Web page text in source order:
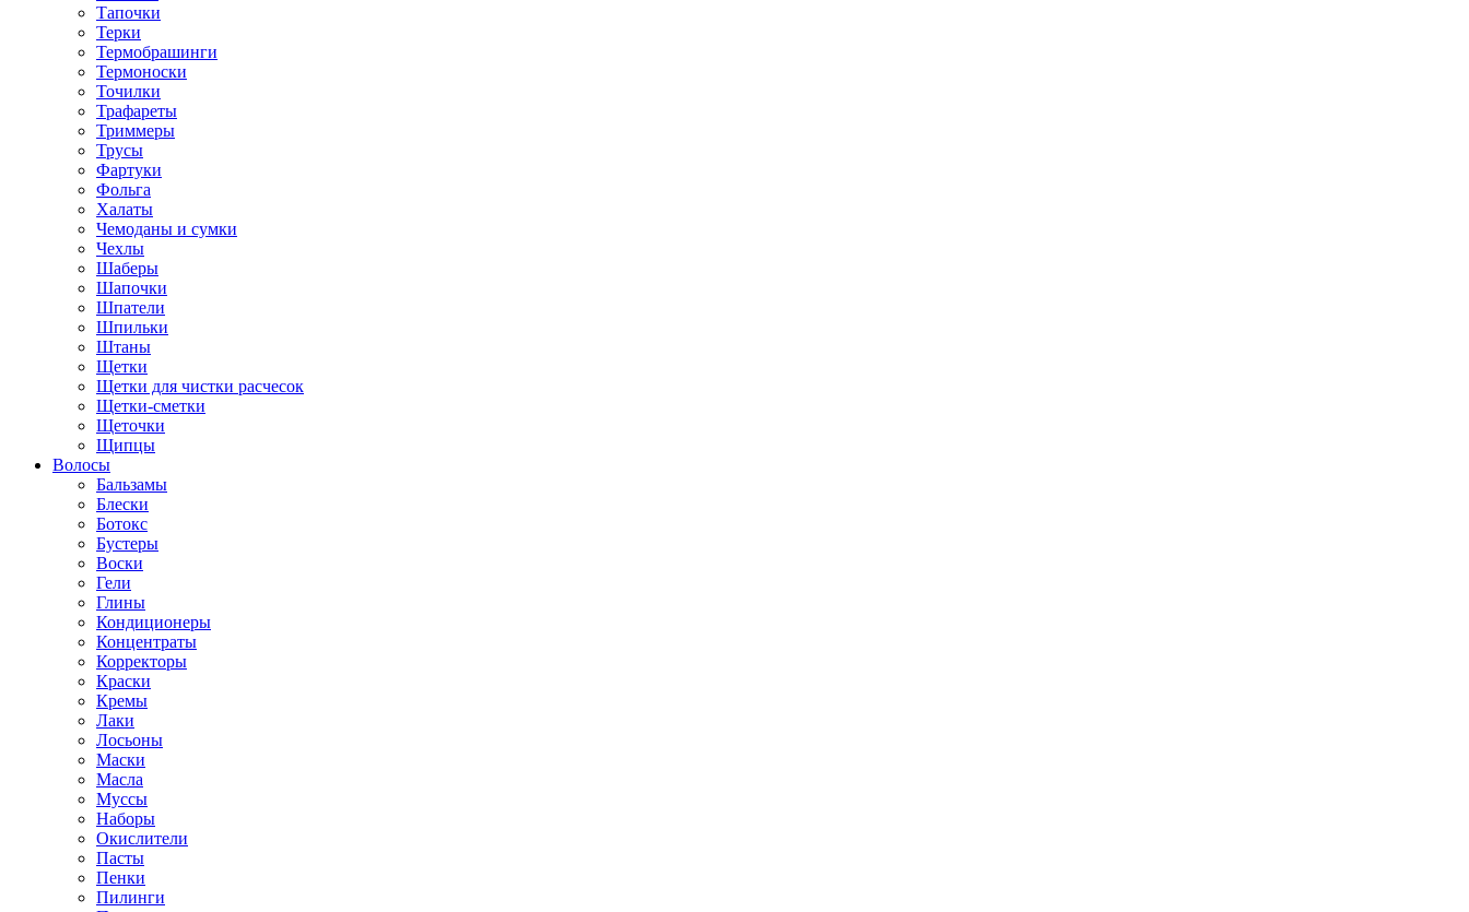
Тапочки
Терки
Термобрашинги
Термоноски
Точилки
Трафареты
Триммеры
Трусы
Фартуки
Фольга
Халаты
Чемоданы и сумки
Чехлы
Шаберы
Шапочки
Шпатели
Шпильки
Штаны
Щетки
Щетки для чистки расчесок
Щетки-сметки
Щеточки
Щипцы
Волосы
Бальзамы
Блески
Ботокс
Бустеры
Воски
Гели
Глины
Кондиционеры
Концентраты
Корректоры
Краски
Кремы
Лаки
Лосьоны
Маски
Масла
Муссы
Наборы
Окислители
Пасты
Пенки
Пилинги